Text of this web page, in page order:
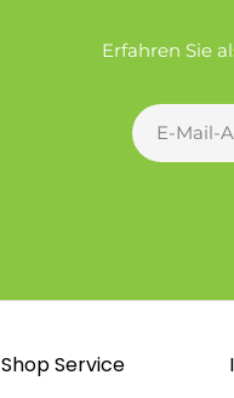
Erfahren Sie
E-
Mail
Shop Service